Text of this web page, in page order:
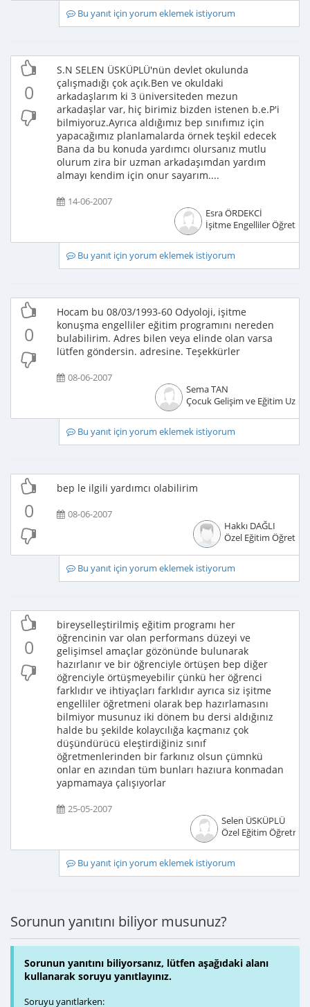
Bu yanıt için yorum eklemek istiyorum
0
S.N SELEN ÜSKÜPLÜ'nün devlet okulunda
çalışmadığı çok açık.Ben ve okuldaki
arkadaşlarım ki 3 üniversiteden mezun
arkadaşlar var, hiç birimiz bizden istenen b.e.P'i
bilmiyoruz.Ayrıca aldığımız bep sınıfımız için
yapacağımız planlamalarda örnek teşkil edecek
Bana da bu konuda yardımcı olursanız mutlu
olurum zira bir uzman arkadaşımdan yardım
almayı kendim için onur sayarım....
14-06-2007
Esra ÖRDEKCİ
İşitme Engelliler
Bu yanıt için yorum eklemek istiyorum
0
Hocam bu 08/03/1993-60 Odyoloji, işitme
konuşma engelliler eğitim programını nereden
bulabilirim. Adres bilen veya elinde olan varsa
lütfen göndersin. adresine. Teşekkürler
08-06-2007
Sema TAN
Çocuk Gelişim ve Eğitim
Bu yanıt için yorum eklemek istiyorum
0
bep le ilgili yardımcı olabilirim
08-06-2007
Hakkı DAĞLI
Özel Eğitim
Bu yanıt için yorum eklemek istiyorum
0
bireyselleştirilmiş eğitim programı her
öğrencinin var olan performans düzeyi ve
gelişimsel amaçlar gözönünde bulunarak
hazırlanır ve bir öğrenciyle örtüşen bep diğer
öğrenciyle örtüşmeyebilir çünkü her öğrenci
farklıdır ve ihtiyaçları farklıdır ayrıca siz işitme
engelliler öğretmeni olarak bep hazırlamasını
bilmiyor musunuz iki dönem bu dersi aldığınız
halde bu şekilde kolaycılığa kaçmanız çok
düşündürücü eleştirdiğiniz sınıf
öğretmenlerinden bir farkınız olsun çümnkü
onlar en azından tüm bunları hazıura konmadan
yapmamaya çalışıyorlar
25-05-2007
Selen ÜSKÜPLÜ
Özel Eğitim
Bu yanıt için yorum eklemek istiyorum
Sorunun yanıtını biliyor musunuz?
Sorunun yanıtını biliyorsanız, lütfen aşağıdaki alanı
kullanarak soruyu yanıtlayınız.
Soruyu yanıtlarken: